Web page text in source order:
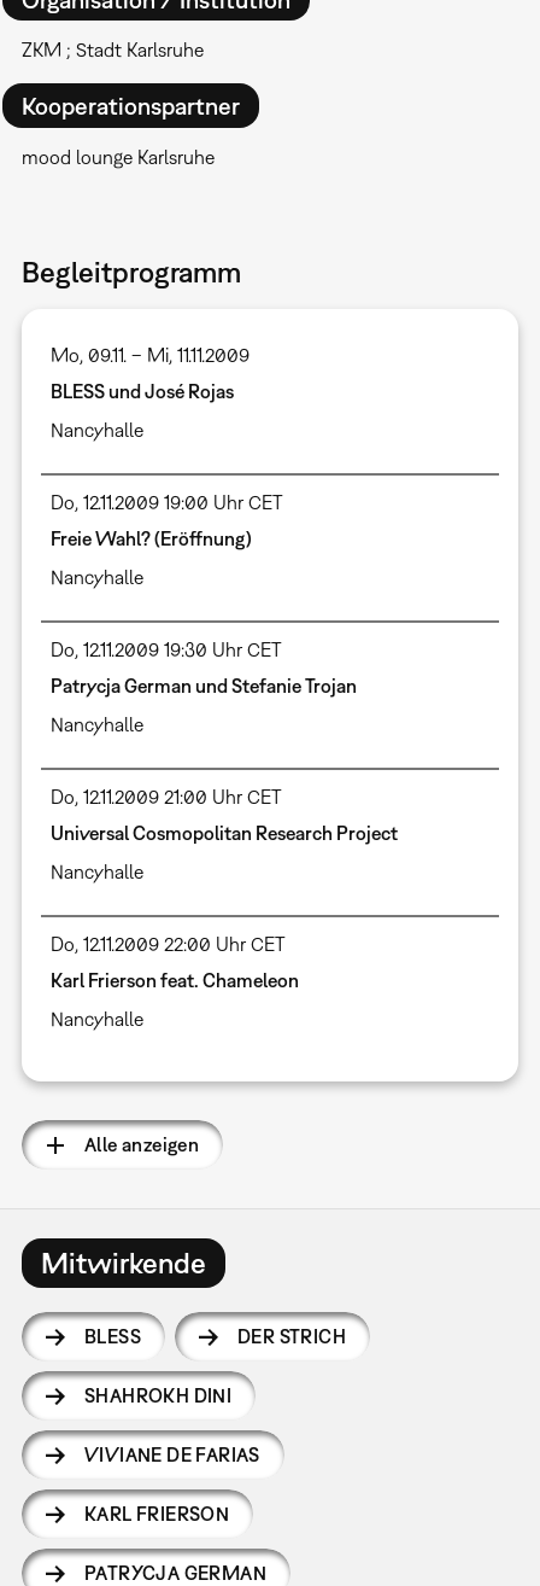
ZKM ; Stadt Karlsruhe
Kooperationspartner
mood lounge Karlsruhe
Begleitprogramm
Mo, 09.11. – Mi, 11.11.2009
BLESS und José Rojas
Nancyhalle
Do, 12.11.2009 19:00 Uhr CET
Freie Wahl? (Eröffnung)
Nancyhalle
Do, 12.11.2009 19:30 Uhr CET
Patrycja German und Stefanie Trojan
Nancyhalle
Do, 12.11.2009 21:00 Uhr CET
Universal Cosmopolitan Research Project
Nancyhalle
Do, 12.11.2009 22:00 Uhr CET
Karl Frierson feat. Chameleon
Nancyhalle
Alle anzeigen
Mitwirkende
BLESS DER STRICH
SHAHROKH DINI
VIVIANE DE FARIAS
KARL FRIERSON
PATRYCJA GERMAN